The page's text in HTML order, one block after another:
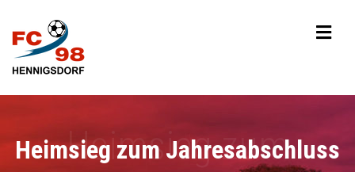
Heimsieg zum Jahresabschluss